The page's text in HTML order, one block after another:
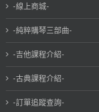
-線上商城-
-純粹購琴三部曲-
-吉他課程介紹-
-古典課程介紹-
-訂單追蹤查詢-